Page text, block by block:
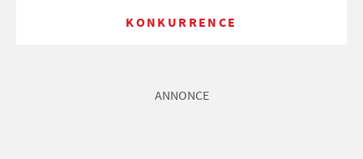
KONKURRENCE
ANNONCE